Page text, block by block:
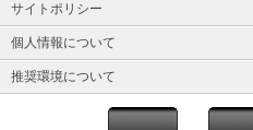
サイトポリシー
個人情報について
推奨環境について